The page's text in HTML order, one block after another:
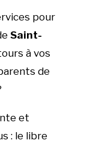
pour
Saint-
à vos
de
et
: le libre